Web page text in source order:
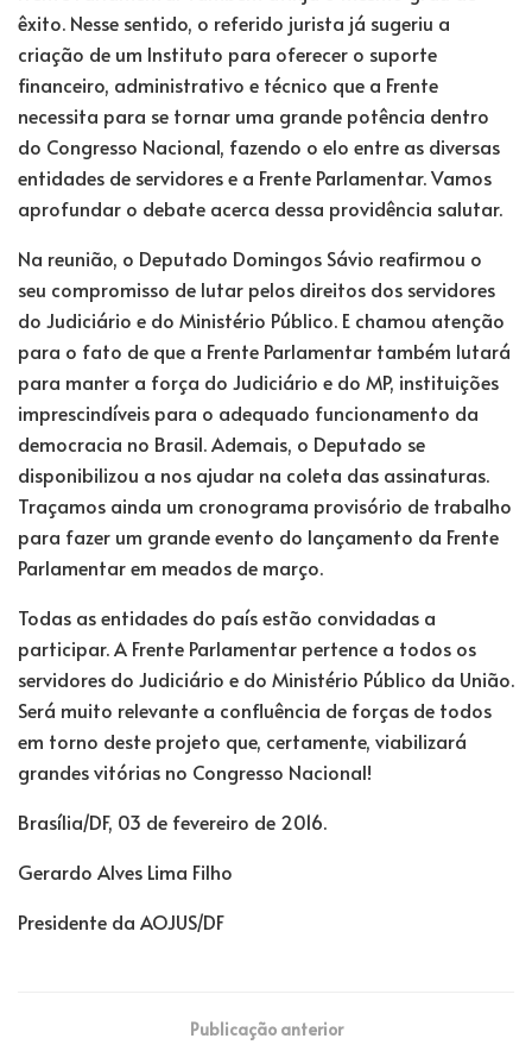
êxito. Nesse sentido, o referido jurista já sugeriu a
criação de um Instituto para oferecer o suporte
financeiro, administrativo e técnico que a Frente
necessita para se tornar uma grande potência dentro
do Congresso Nacional, fazendo o elo entre as diversas
entidades de servidores e a Frente Parlamentar. Vamos
aprofundar o debate acerca dessa providência salutar.
Na reunião, o Deputado Domingos Sávio reafirmou o
seu compromisso de lutar pelos direitos dos servidores
do Judiciário e do Ministério Público. E chamou atenção
para o fato de que a Frente Parlamentar também lutará
para manter a força do Judiciário e do MP, instituições
imprescindíveis para o adequado funcionamento da
democracia no Brasil. Ademais, o Deputado se
disponibilizou a nos ajudar na coleta das assinaturas.
Traçamos ainda um cronograma provisório de trabalho
para fazer um grande evento do lançamento da Frente
Parlamentar em meados de março.
Todas as entidades do país estão convidadas a
participar. A Frente Parlamentar pertence a todos os
servidores do Judiciário e do Ministério Público da União.
Será muito relevante a confluência de forças de todos
em torno deste projeto que, certamente, viabilizará
grandes vitórias no Congresso Nacional!
Brasília/DF, 03 de fevereiro de 2016.
Gerardo Alves Lima Filho
Presidente da AOJUS/DF
Publicação anterior